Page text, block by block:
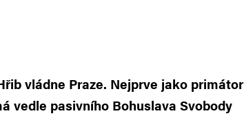
vládne Praze. Nejprve jako primátor
vedle pasivního Bohuslava Svobody